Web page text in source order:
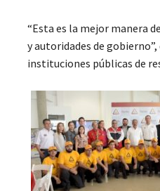
“Esta es la mejor manera
y autoridades de
instituciones públicas de